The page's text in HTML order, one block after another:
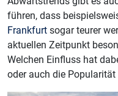
führen, dass
Frankfurt sogar teurer
aktuellen Zeitpunkt
Welchen Einfluss hat
oder auch die